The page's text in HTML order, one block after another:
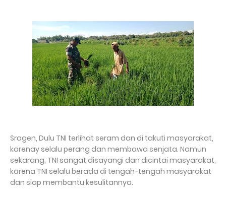
Sragen, Dulu TNI terlihat seram dan di takuti masyarakat,
karenay selalu perang dan membawa senjata. Namun
sekarang, TNI sangat disayangi dan dicintai masyarakat,
karena TNI selalu berada di tengah-tengah masyarakat
dan siap membantu kesulitannya.